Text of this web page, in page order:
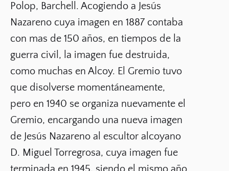
Polop, Barchell. Acogiendo a Jesús
Nazareno cuya imagen en 1887 contaba
con mas de 150 años, en tiempos de la
guerra civil, la imagen fue destruida,
como muchas en Alcoy. El Gremio tuvo
que disolverse momentáneamente,
pero en 1940 se organiza nuevamente el
Gremio, encargando una nueva imagen
de Jesús Nazareno al escultor alcoyano
D. Miguel Torregrosa, cuya imagen fue